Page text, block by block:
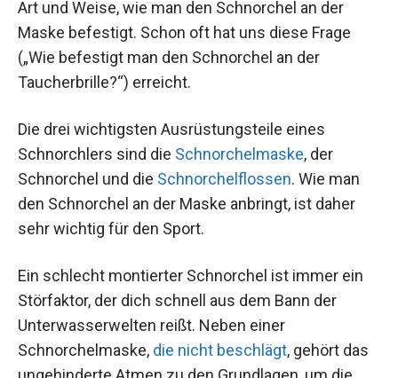
Art und Weise, wie man den Schnorchel an der
Maske befestigt. Schon oft hat uns diese Frage
(„Wie befestigt man den Schnorchel an der
Taucherbrille?“) erreicht.
Die drei wichtigsten Ausrüstungsteile eines
Schnorchlers sind die Schnorchelmaske, der
Schnorchel und die Schnorchelflossen. Wie man
den Schnorchel an der Maske anbringt, ist daher
sehr wichtig für den Sport.
Ein schlecht montierter Schnorchel ist immer ein
Störfaktor, der dich schnell aus dem Bann der
Unterwasserwelten reißt. Neben einer
Schnorchelmaske, die nicht beschlägt, gehört das